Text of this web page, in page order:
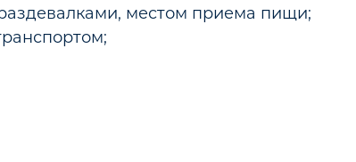
местом приема пищи;